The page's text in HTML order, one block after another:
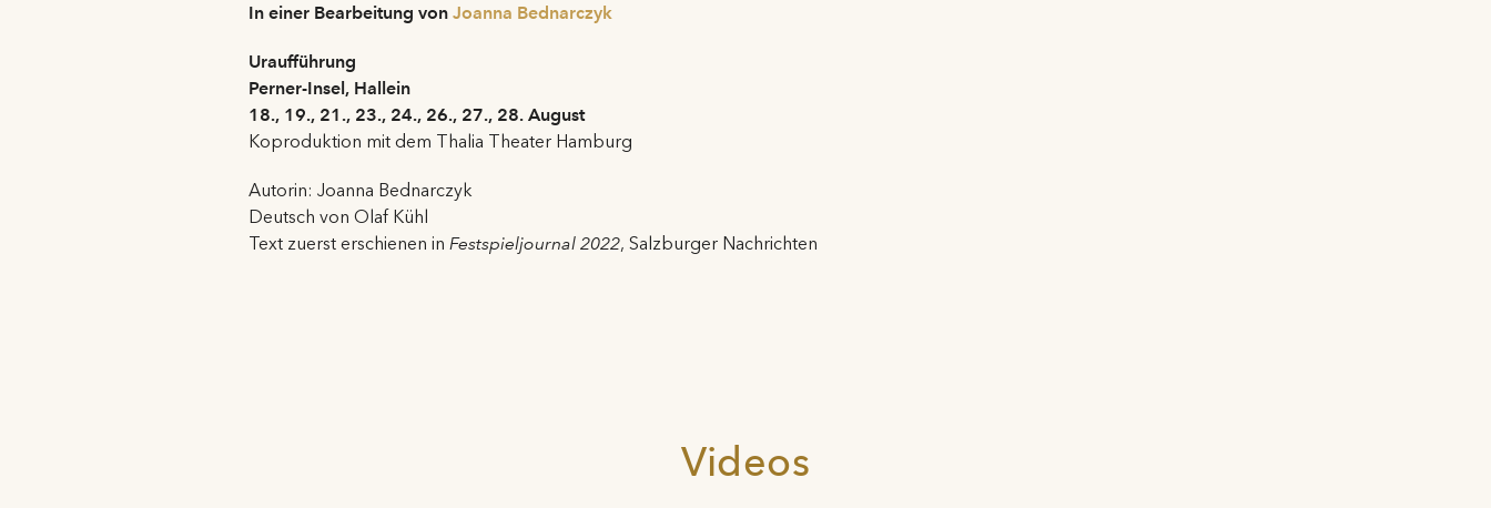
In einer Bearbeitung von Joanna Bednarczyk
Uraufführung
Perner-Insel, Hallein
18., 19., 21., 23., 24., 26., 27., 28. August
Koproduktion mit dem Thalia Theater Hamburg
Autorin: Joanna Bednarczyk
Deutsch von Olaf Kühl
Text zuerst erschienen in Festspieljournal 2022, Salzburger Nachrichten
Videos